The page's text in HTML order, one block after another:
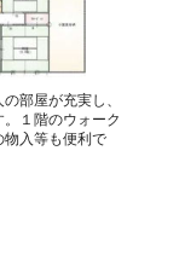
部屋が充実し、
１階のウォーク
入等も便利で